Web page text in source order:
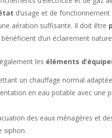
d’usage et de
aération suffisante. Il doit être
d’un éclairement
les éléments
un chauffage normal
en eau potable avec une
des eaux ménagères et
siphon.